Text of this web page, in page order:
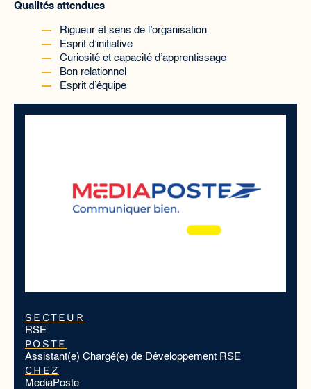
Qualités attendues
Rigueur et sens de l’organisation
Esprit d’initiative
Curiosité et capacité d’apprentissage
Bon relationnel
Esprit d’équipe
SECTEUR
RSE
POSTE
Assistant(e) Chargé(e) de Développement RSE
CHEZ
MediaPoste